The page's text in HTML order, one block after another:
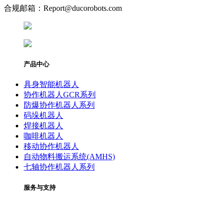
合规邮箱：Report@ducorobots.com
产品中心
具身智能机器人
协作机器人GCR系列
防爆协作机器人系列
码垛机器人
焊接机器人
咖啡机器人
移动协作机器人
自动物料搬运系统(AMHS)
七轴协作机器人系列
服务与支持